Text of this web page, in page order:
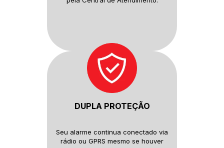
DUPLA PROTEÇÃO
Seu alarme continua conectado via
rádio ou GPRS mesmo se houver